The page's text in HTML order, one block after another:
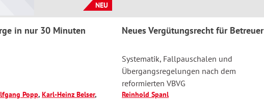
NEU
in nur 30 Minuten
Popp, Karl-Heinz Belser,
Neues Vergütungsrecht für Betreuer
Systematik, Fallpauschalen und
Übergangsregelungen nach dem
reformierten VBVG
Reinhold Spanl